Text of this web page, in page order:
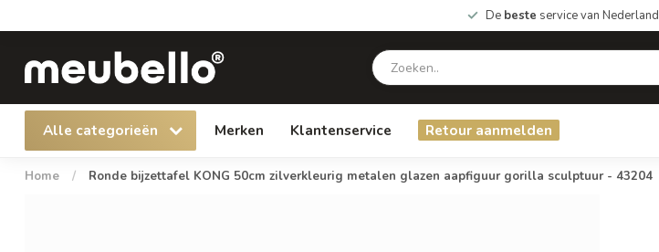
De beste service van Nederland
Alle categorieën Merken Klantenservice Retour aanmelden
Home / Ronde bijzettafel KONG 50cm zilverkleurig metalen glazen aapfiguur gorilla sculptuur - 43204